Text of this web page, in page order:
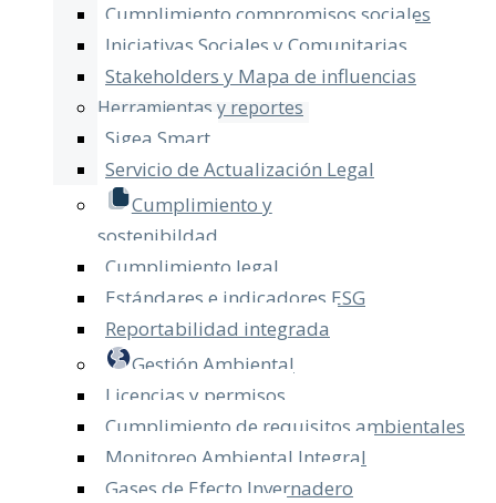
Cumplimiento compromisos sociales
Iniciativas Sociales y Comunitarias
Stakeholders y Mapa de influencias
Herramientas y reportes
Sigea Smart
Servicio de Actualización Legal​
Cumplimiento y
sostenibildad
Cumplimiento legal
Estándares e indicadores ESG
Reportabilidad integrada
Gestión Ambiental
Licencias y permisos
Cumplimiento de requisitos ambientales
Monitoreo Ambiental Integral
Gases de Efecto Invernadero